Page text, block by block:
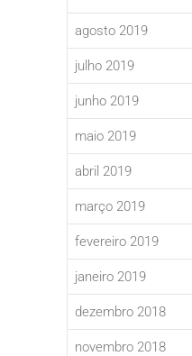
agosto 2019
julho 2019
junho 2019
maio 2019
abril 2019
março 2019
fevereiro 2019
janeiro 2019
dezembro 2018
novembro 2018